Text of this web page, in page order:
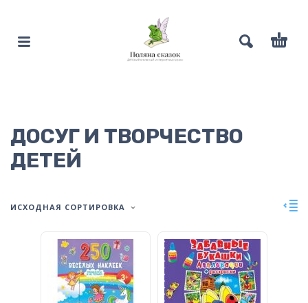
ДОСУГ И ТВОРЧЕСТВО
ДЕТЕЙ
ИСХОДНАЯ СОРТИРОВКА